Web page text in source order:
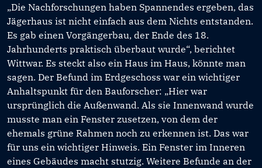
„Die Nachforschungen haben Spannendes ergeben, das
Jägerhaus ist nicht einfach aus dem Nichts entstanden.
Es gab einen Vorgängerbau, der Ende des 18.
Jahrhunderts praktisch überbaut wurde“, berichtet
Wittwar. Es steckt also ein Haus im Haus, könnte man
sagen. Der Befund im Erdgeschoss war ein wichtiger
Anhaltspunkt für den Bauforscher: „Hier war
ursprünglich die Außenwand. Als sie Innenwand wurde
musste man ein Fenster zusetzen, von dem der
ehemals grüne Rahmen noch zu erkennen ist. Das war
für uns ein wichtiger Hinweis. Ein Fenster im Inneren
eines Gebäudes macht stutzig. Weitere Befunde an der